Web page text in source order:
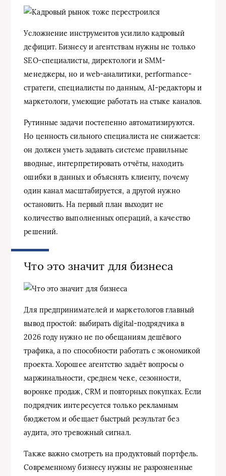
Усложнение инструментов усилило кадровый
дефицит. Бизнесу и агентствам нужны не только
SEO-специалисты, директологи и SMM-
менеджеры, но и web-аналитики, performance-
стратеги, специалисты по данным, AI-редакторы и
маркетологи, умеющие работать на стыке каналов.
Рутинные задачи постепенно автоматизируются.
Но ценность сильного специалиста не снижается:
он должен уметь задавать системе правильные
вводные, интерпретировать отчёты, находить
ошибки в данных и объяснять клиенту, почему
один канал масштабируется, а другой нужно
остановить. На первый план выходит не
количество выполненных операций, а качество
решений.
Что это значит для бизнеса
Для предпринимателей и маркетологов главный
вывод простой: выбирать digital-подрядчика в
2026 году нужно не по обещаниям дешёвого
трафика, а по способности работать с экономикой
проекта. Хорошее агентство задаёт вопросы о
маржинальности, среднем чеке, сезонности,
воронке продаж, CRM и повторных покупках. Если
подрядчик интересуется только рекламным
бюджетом и обещает быстрый результат без
аудита, это тревожный сигнал.
Также важно смотреть на продуктовый портфель.
Современному бизнесу нужны не разрозненные